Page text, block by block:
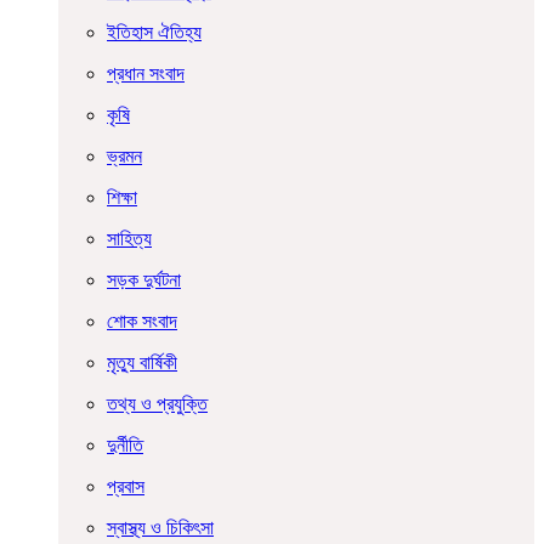
ইতিহাস ঐতিহ্য
প্রধান সংবাদ
কৃষি
ভ্রমন
শিক্ষা
সাহিত্য
সড়ক দুর্ঘটনা
শোক সংবাদ
মৃত্যু বার্ষিকী
তথ্য ও প্রযুক্তি
দুর্নীতি
প্রবাস
স্বাস্থ্য ও চিকিৎসা